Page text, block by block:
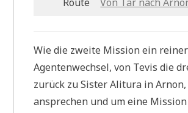
Wie die zweite Mission ein reiner
Agentenwechsel, von Tevis die
zurück zu Sister Alitura in Arnon,
ansprechen und um eine